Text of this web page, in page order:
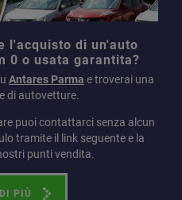
l'acquisto di un'auto
0 o usata garantita?
Antares Parma e troverai una
di autovetture.
puoi contattarci senza alcun
tramite il link seguente e la
punti vendita.
PIÙ